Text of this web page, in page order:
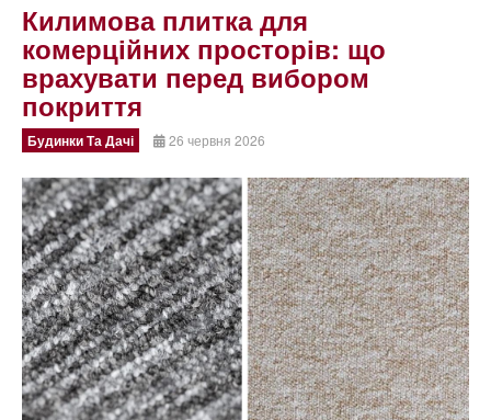
Килимова плитка для
комерційних просторів: що
врахувати перед вибором
покриття
Будинки Та Дачі 26 червня 2026